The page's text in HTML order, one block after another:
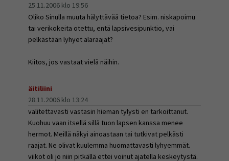
25.11.2006 klo 19:56
Oliko Sinulla muuta hälyttävää tietoa? Esim. niskapoimu
tai verikokeita otettu, entä lapsivesipunktio, vai
pelkästään lyhyet alaraajat?
Kiitos, jos vastaat vielä näihin.
äitiliini
28.11.2006 klo 13:24
valitettavasti vastasin hieman tylysti en tarkoittanut.
Kuohuu vaan itsellä sillä tuon lapsen kanssa menee
hermot. Meillä näkyi ainoastaan tai tutkivat pelkästi
raajat. Ne olivat kuulemma huomattavasti lyhyemmät.
viikot oli jo niin pitkällä ettei voinut ajatella keskeytystä.